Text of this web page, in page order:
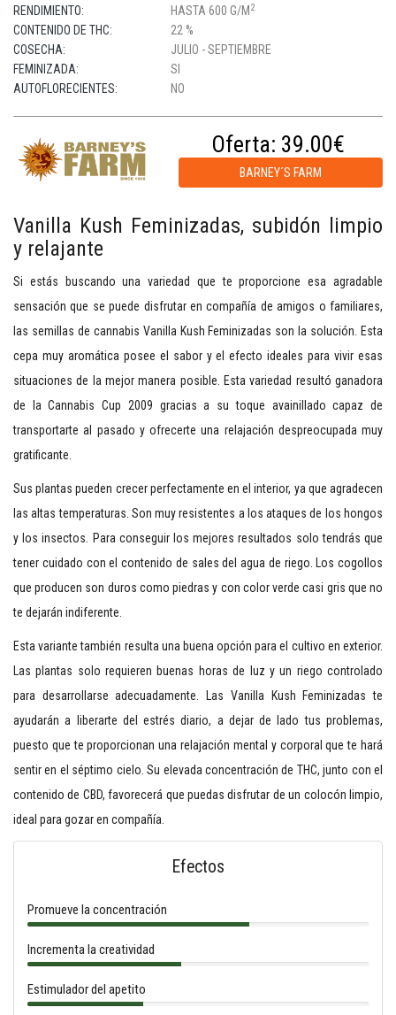
RENDIMIENTO:
HASTA 600 G/M 2
CONTENIDO DE THC:
22 %
COSECHA:
JULIO - SEPTIEMBRE
FEMINIZADA:
SI
AUTOFLORECIENTES:
NO
Oferta: 39.00€
BARNEY´S FARM
Vanilla Kush Feminizadas, subidón limpio
y relajante
Si estás buscando una variedad que te proporcione esa agradable
sensación que se puede disfrutar en compañía de amigos o familiares,
las semillas de cannabis Vanilla Kush Feminizadas son la solución. Esta
cepa muy aromática posee el sabor y el efecto ideales para vivir esas
situaciones de la mejor manera posible. Esta variedad resultó ganadora
de la Cannabis Cup 2009 gracias a su toque avainillado capaz de
transportarte al pasado y ofrecerte una relajación despreocupada muy
gratificante.
Sus plantas pueden crecer perfectamente en el interior, ya que agradecen
las altas temperaturas. Son muy resistentes a los ataques de los hongos
y los insectos. Para conseguir los mejores resultados solo tendrás que
tener cuidado con el contenido de sales del agua de riego. Los cogollos
que producen son duros como piedras y con color verde casi gris que no
te dejarán indiferente.
Esta variante también resulta una buena opción para el cultivo en exterior.
Las plantas solo requieren buenas horas de luz y un riego controlado
para desarrollarse adecuadamente. Las Vanilla Kush Feminizadas te
ayudarán a liberarte del estrés diario, a dejar de lado tus problemas,
puesto que te proporcionan una relajación mental y corporal que te hará
sentir en el séptimo cielo. Su elevada concentración de THC, junto con el
contenido de CBD, favorecerá que puedas disfrutar de un colocón limpio,
ideal para gozar en compañía.
Efectos
Promueve la concentración
Incrementa la creatividad
Estimulador del apetito